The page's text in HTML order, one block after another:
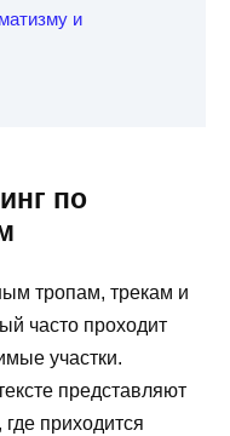
и
по
тропам, трекам и
часто проходит
участки.
представляют
приходится